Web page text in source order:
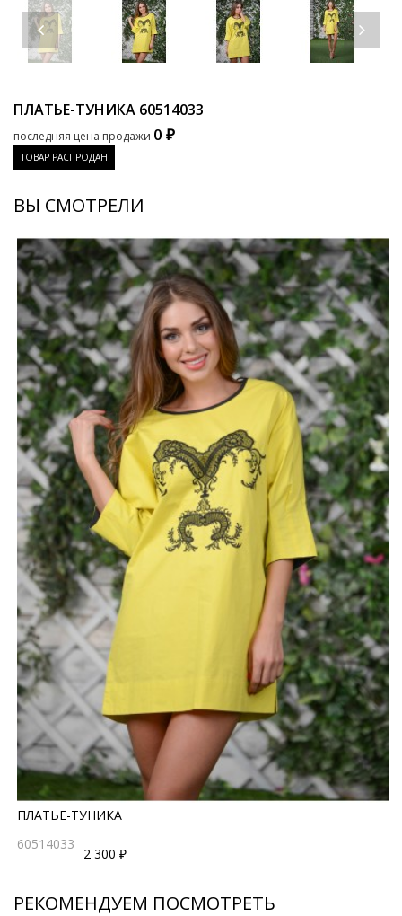
ПЛАТЬЕ-ТУНИКА 60514033
последняя цена продажи 0 ₽
ТОВАР РАСПРОДАН
ВЫ СМОТРЕЛИ
ПЛАТЬЕ-ТУНИКА
60514033
2 300 ₽
РЕКОМЕНДУЕМ ПОСМОТРЕТЬ